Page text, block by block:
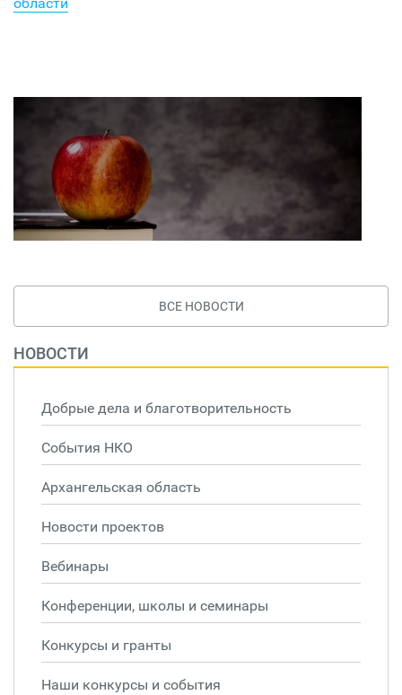
ВСЕ НОВОСТИ
НОВОСТИ
Добрые дела и благотворительность
События НКО
Архангельская область
Новости проектов
Вебинары
Конференции, школы и семинары
Конкурсы и гранты
Наши конкурсы и события